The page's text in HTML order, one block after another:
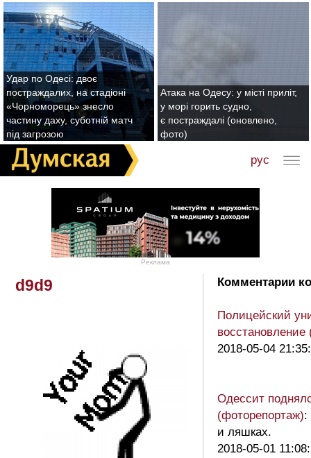
Удар по Одесі: двоє
постраждалих, на стадіоні
«Чорноморець» знесло
частину даху, суботній матч
під загрозою
Атака на Одесу: у місті приліт,
у морі горить судно,
є постраждалі (оновлено,
фото)
рус
Реклама
d9d9 Комментарии
Полицейский
2018-05-04
Одессит
(фоторепортаж):
и ляшках.
2018-05-01